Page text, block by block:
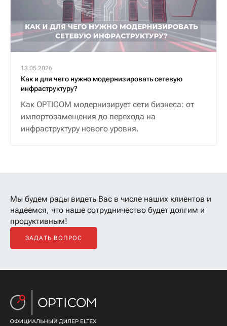
13.05.2026
Как и для чего нужно модернизировать сетевую
инфраструктуру?
Как OPTICOM модернизирует сети бизнеса: от
импортозамещения до перехода на
инфраструктуру нового уровня.
Мы будем рады видеть Вас в числе наших клиентов и
надеемся, что наше сотрудничество будет долгим и
продуктивным!
ЗАДАТЬ ВОПРОС